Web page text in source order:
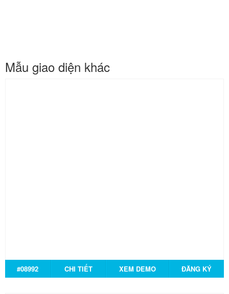
Mẫu giao diện khác
#08992 CHI TIẾT XEM DEMO ĐĂNG KÝ